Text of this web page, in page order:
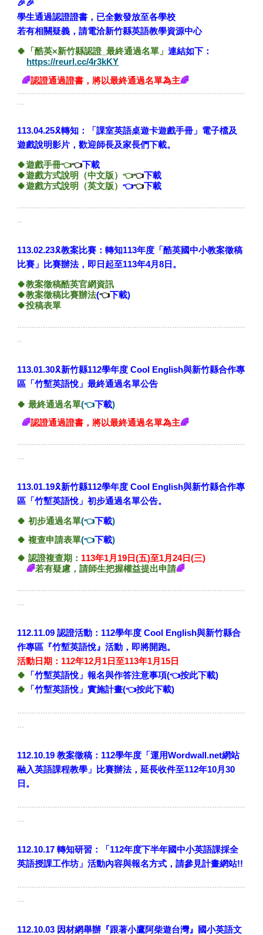
🎉🎉
學生通過認證證書， 已全數發放至各學校
若有相關疑義，請電洽新竹縣英語教學資源中心
🍀 「酷英×新竹縣認證_最終通過名單」連結如下 ：
https://reurl.cc/4r3kKY
🌈認證通過證書，將以最終通過名單為主🌈
.................................................................................................
...
113.04.25🎗️轉知：「課室英語桌遊卡遊戲手冊」電子檔及
遊戲說明影片，歡迎師長及家長們下載。
🍀遊戲手冊👈👈下載
🍀遊戲方式說明（中文版）👈👈下載
🍀遊戲方式說明（英文版）👈👈下載
.................................................................................................
..
113.02.23🎗️教案比賽：轉知113年度「酷英國中小教案徵稿
比賽」比賽辦法，即日起至113年4月8日。
🍀教案徵稿酷英官網資訊
🍀教案徵稿比賽辦法(👈下載)
🍀投稿表單
.................................................................................................
..
113.01.30🎗️新竹縣112學年度 Cool English與新竹縣合作專
區 「竹塹英語悅 」最終通過名單公告
🍀 最終通過名單(👈下載)
🌈認證通過證書，將以最終通過名單為主🌈
.................................................................................................
...
113.01.19🎗️新竹縣112學年度 Cool English與新竹縣合作專
區 「竹塹英語悅 」初步通過名單公告。
🍀初步通過名單(👈下載)
🍀複查申請表單(👈下載)
🍀 認證複查期： 113年1月19日(五)至1月24日(三)
🌈若有疑慮，請師生把握權益提出申請🌈
.................................................................................................
...
112.11.09 認證活動 ：112學年度 Cool English與新竹縣合
作專區 『竹塹英語悅 』活動，即將開跑。
活動日期：112年12月1日至113年1月15日
🍀
「竹塹英語悅」報名與作答注意事項(👈按此下載)
🍀
「竹塹英語悅」實施計畫(👈按此下載)
.................................................................................................
...
112.10.19教案徵稿：112學年度「運用Wordwall.net網站
融入英語課程教學」比賽辦法，延長收件至112年10月30
日 。
.................................................................................................
...
112.10.17轉知研習：「112年度下半年國中小英語課採全
英語授課工作坊」活動內容與報名方式，請參見計畫網站!!
.................................................................................................
...
112.10.03 因材網舉辦『跟著小鷹阿柴遊台灣』 國小英語文